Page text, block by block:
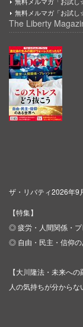
無料メルマガ「お試
The Liberty
ザ・リバティ2026年9
【特集】
◎ 疲労・人間関係・プ
◎ 自由・民主・信仰
【大川隆法・未来への
人の気持ちが分から